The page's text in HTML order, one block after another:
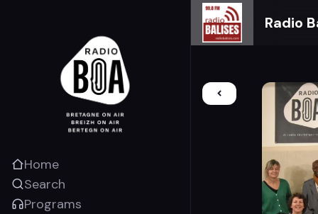
Home
Search
Programs
Radio